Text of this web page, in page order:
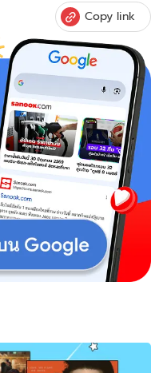
Copy link